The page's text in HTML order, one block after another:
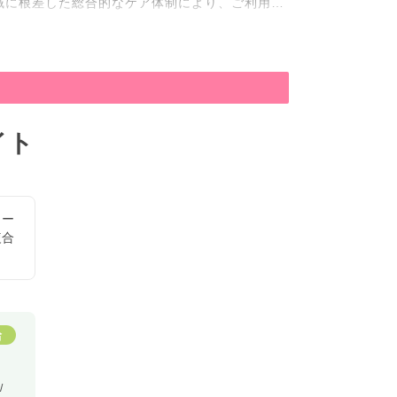
根差した総合的なケア体制により、ご利用者